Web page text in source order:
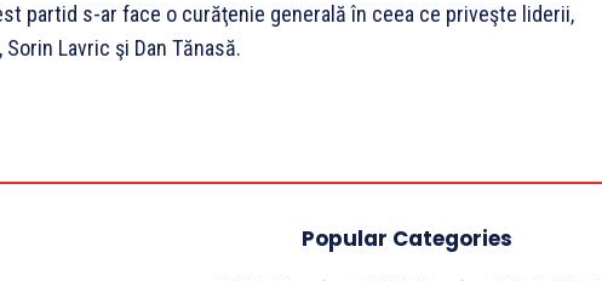
partid s-ar face o curăţenie generală în ceea ce priveşte liderii,
Lavric şi Dan Tănasă.
Popular Categories